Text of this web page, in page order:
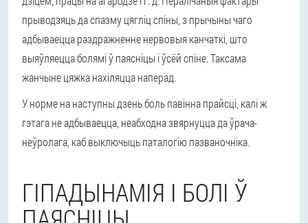
прыводзяць да спазму цягліц спіны, з прычыны чаго
адбываецца раздражненне нервовыя канчаткі, што
выяўляецца болямі ў паясніцы і ўсёй спіне. Таксама
жанчыне цяжка нахіляцца наперад.
У норме на наступны дзень боль павінна прайсці, калі ж
гэтага не адбываецца, неабходна звярнуцца да ўрача-
неўролага, каб выключыць паталогію пазваночніка.
ГІПАДЫНАМІЯ І БОЛІ Ў